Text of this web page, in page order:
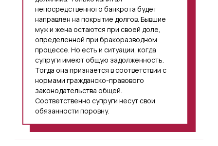
непосредственного банкрота будет
направлен на покрытие долгов. Бывшие
муж и жена остаются при своей доле,
определенной при бракоразводном
процессе. Но есть и ситуации, когда
супруги имеют общую задолженность.
Тогда она признается в соответствии с
нормами гражданско-правового
законодательства общей.
Соответственно супруги несут свои
обязанности поровну.